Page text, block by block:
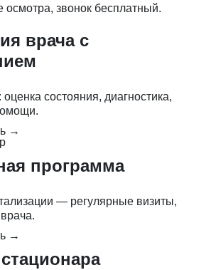
осмотра, звонок бесплатный.
врача с
состояния, диагностика,
→
программа
— регулярные визиты,
→